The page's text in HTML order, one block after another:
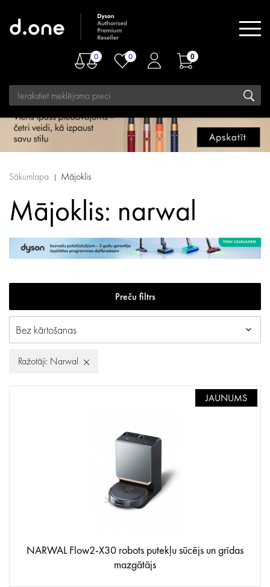
0 0 0
Sākumlapa Mājoklis
Mājoklis: narwal
Preču filtrs
Ražotāji: Narwal
JAUNUMS
NARWAL Flow2-X30 robots putekļu sūcējs un grīdas
mazgātājs